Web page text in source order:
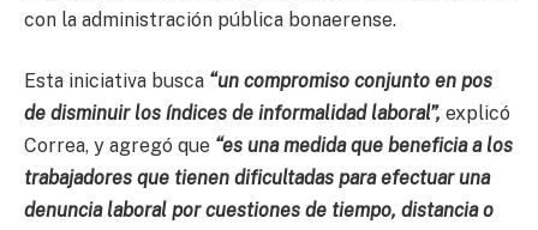
con la administración pública bonaerense.
Esta iniciativa busca “un compromiso conjunto en pos
de disminuir los índices de informalidad laboral”, explicó
Correa, y agregó que “es una medida que beneficia a los
trabajadores que tienen dificultadas para efectuar una
denuncia laboral por cuestiones de tiempo, distancia o